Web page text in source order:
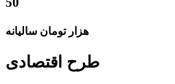
هزار تومان سالیانه
طرح اقتصادی